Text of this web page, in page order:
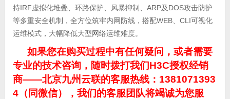
持IRF虚拟化堆叠、环路保护、风暴抑制、ARP及DOS攻击防护
等多重安全机制，全方位筑牢内网防线，搭配WEB、CLI可视化
运维模式，大幅降低大型网络运维难度。
如果您在购买过程中有任何疑问，或者需要
专业的技术咨询，随时拨打我们H3C授权经销
商——北京九州云联的客服热线：1381071393
4（同微信），我们的客服团队将竭诚为您服